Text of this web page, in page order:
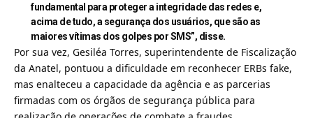
fundamental para proteger a integridade das redes e,
acima de tudo, a segurança dos usuários, que são as
maiores vítimas dos golpes por SMS”, disse.
Por sua vez, Gesiléa Torres, superintendente de Fiscalização
da Anatel, pontuou a dificuldade em reconhecer ERBs fake,
mas enalteceu a capacidade da agência e as parcerias
firmadas com os órgãos de segurança pública para